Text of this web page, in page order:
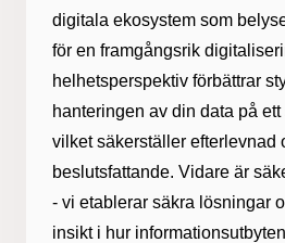
digitala ekosystem som
för en framgångsrik
helhetsperspektiv förbättrar
hanteringen av din data på ett
vilket säkerställer efterlevnad
beslutsfattande. Vidare är
- vi etablerar säkra lösningar
insikt i hur informationsutbyten